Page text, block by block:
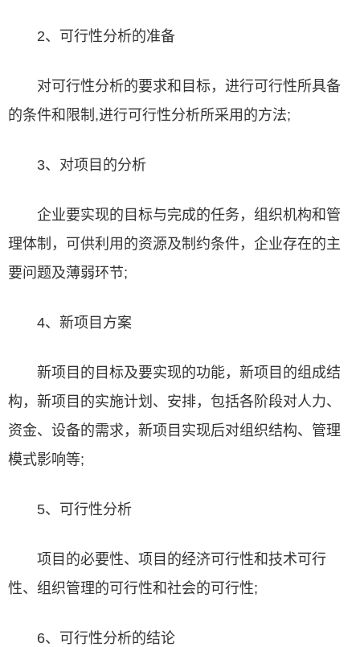
2、可行性分析的准备
对可行性分析的要求和目标，进行可行性所具备
的条件和限制,进行可行性分析所采用的方法;
3、对项目的分析
企业要实现的目标与完成的任务，组织机构和管
理体制，可供利用的资源及制约条件，企业存在的主
要问题及薄弱环节;
4、新项目方案
新项目的目标及要实现的功能，新项目的组成结
构，新项目的实施计划、安排，包括各阶段对人力、
资金、设备的需求，新项目实现后对组织结构、管理
模式影响等;
5、可行性分析
项目的必要性、项目的经济可行性和技术可行
性、组织管理的可行性和社会的可行性;
6、可行性分析的结论